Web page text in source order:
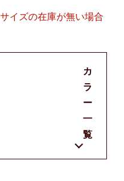
イズの在庫が無い場合
カ
ラ
ー
一
覧